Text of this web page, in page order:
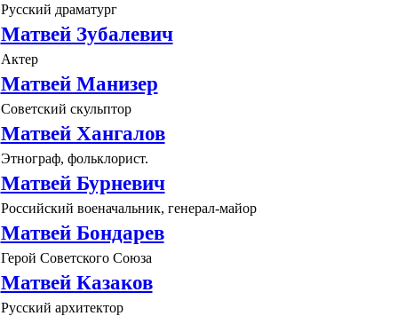
Русский драматург
Матвей Зубалевич
Актер
Матвей Манизер
Советский скульптор
Матвей Хангалов
Этнограф, фольклорист.
Матвей Бурневич
Российский военачальник, генерал-майор
Матвей Бондарев
Герой Советского Союза
Матвей Казаков
Русский архитектор